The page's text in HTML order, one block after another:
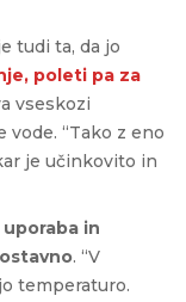
tudi ta, da jo
poleti pa za
vseskozi
“Tako z eno
je učinkovito in
uporaba in
. “V
temperaturo.